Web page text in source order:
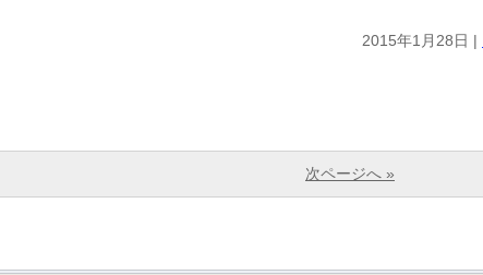
2015年1月28日 |
次ページへ »